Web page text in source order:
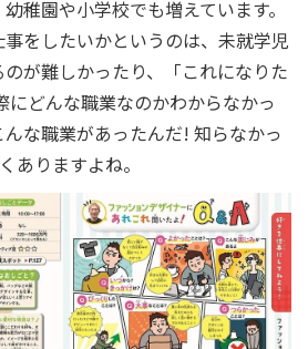
稚園や小学校でも増えています。
をしたいかというのは、未就学児
が難しかったり、「これになりた
にどんな職業なのかわからなかっ
な職業があったんだ! 知らなかっ
ありますよね。